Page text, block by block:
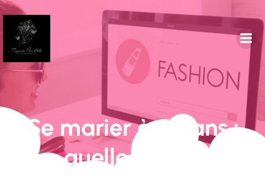
Se marier à 50 ans :
quelle robe ?